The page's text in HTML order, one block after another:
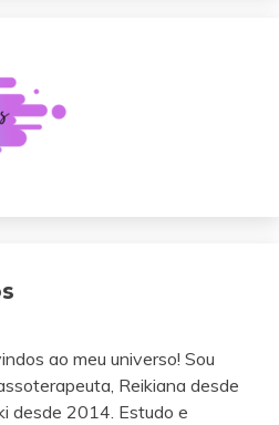
ao meu universo! Sou
Reikiana desde
desde 2014. Estudo e